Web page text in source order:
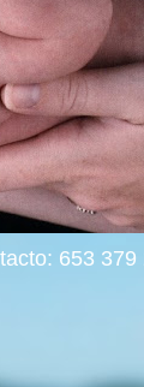
653 379